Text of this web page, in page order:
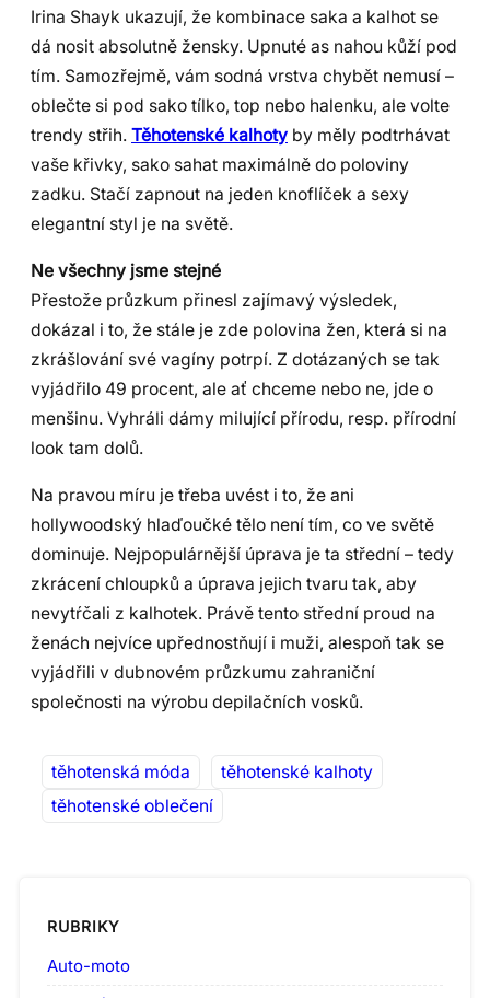
Irina Shayk ukazují, že kombinace saka a kalhot se
dá nosit absolutně žensky. Upnuté as nahou kůží pod
tím. Samozřejmě, vám sodná vrstva chybět nemusí –
oblečte si pod sako tílko, top nebo halenku, ale volte
trendy střih. Těhotenské kalhoty by měly podtrhávat
vaše křivky, sako sahat maximálně do poloviny
zadku. Stačí zapnout na jeden knoflíček a sexy
elegantní styl je na světě.
Ne všechny jsme stejné
Přestože průzkum přinesl zajímavý výsledek,
dokázal i to, že stále je zde polovina žen, která si na
zkrášlování své vagíny potrpí. Z dotázaných se tak
vyjádřilo 49 procent, ale ať chceme nebo ne, jde o
menšinu. Vyhráli dámy milující přírodu, resp. přírodní
look tam dolů.
Na pravou míru je třeba uvést i to, že ani
hollywoodský hlaďoučké tělo není tím, co ve světě
dominuje. Nejpopulárnější úprava je ta střední – tedy
zkrácení chloupků a úprava jejich tvaru tak, aby
nevytŕčali z kalhotek. Právě tento střední proud na
ženách nejvíce upřednostňují i ​​muži, alespoň tak se
vyjádřili v dubnovém průzkumu zahraniční
společnosti na výrobu depilačních vosků.
těhotenská móda
těhotenské kalhoty
těhotenské oblečení
RUBRIKY
Auto-moto